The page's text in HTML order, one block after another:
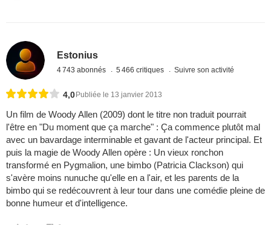
Estonius
4 743 abonnés 5 466 critiques Suivre son activité
4,0 Publiée le 13 janvier 2013
Un film de Woody Allen (2009) dont le titre non traduit pourrait
l'être en "Du moment que ça marche" : Ça commence plutôt mal
avec un bavardage interminable et gavant de l'acteur principal. Et
puis la magie de Woody Allen opère : Un vieux ronchon
transformé en Pygmalion, une bimbo (Patricia Clackson) qui
s'avère moins nunuche qu'elle en a l'air, et les parents de la
bimbo qui se redécouvrent à leur tour dans une comédie pleine de
bonne humeur et d'intelligence.